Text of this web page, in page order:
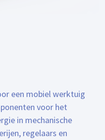
een mobiel werktuig
voor het
in mechanische
regelaars en